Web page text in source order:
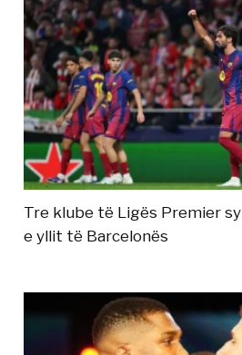
Tre klube të Ligës Premier
e yllit të Barcelonës